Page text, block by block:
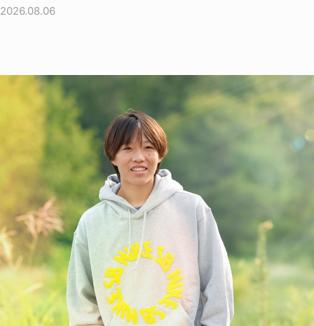
2026.08.06